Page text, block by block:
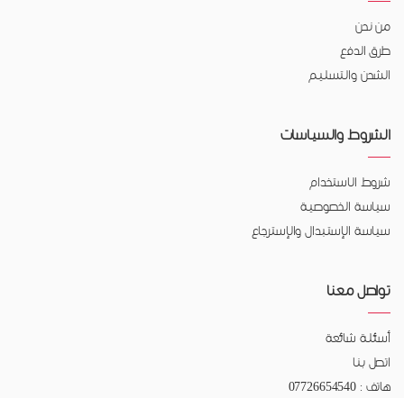
من نحن
طرق الدفع
الشحن والتسليم
الشروط والسياسات
شروط الاستخدام
سياسة الخصوصية
سياسة الإستبدال والإسترجاع
تواصل معنا
أسئلة شائعة
اتصل بنا
هاتف : 07726654540